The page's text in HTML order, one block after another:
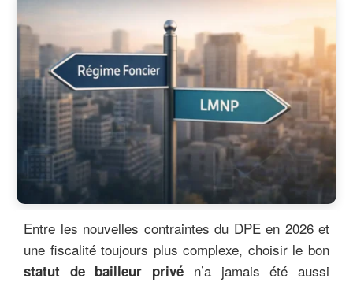
Entre les nouvelles contraintes du DPE en 2026 et
une fiscalité toujours plus complexe, choisir le bon
statut de bailleur privé n’a jamais été aussi